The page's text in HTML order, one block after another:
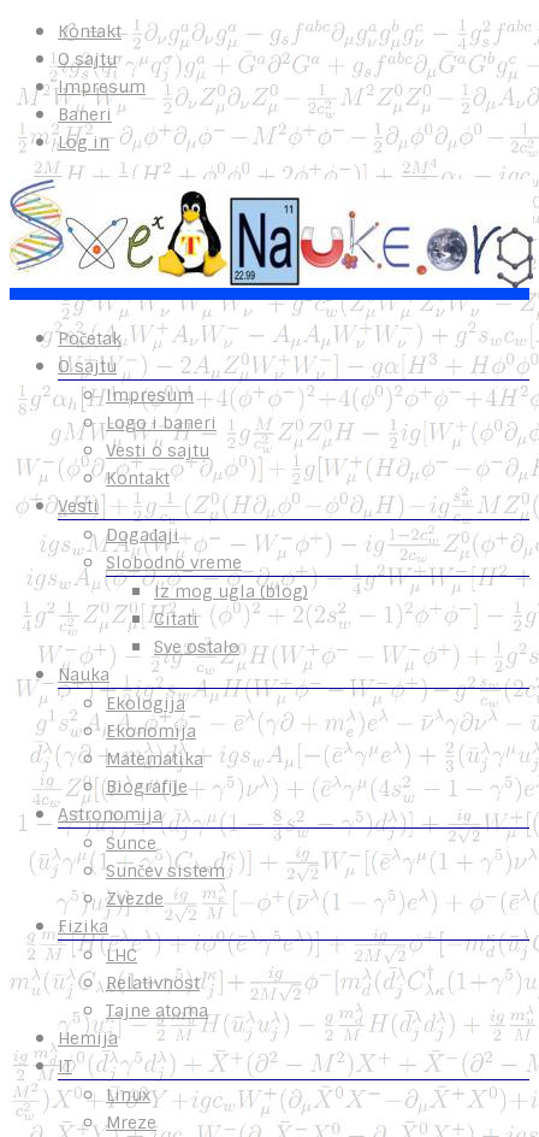
Kontakt
O sajtu
Impresum
Baneri
Log in
Početak
O sajtu
Impresum
Logo i baneri
Vesti o sajtu
Kontakt
Vesti
Događaji
Slobodno vreme
Iz mog ugla (blog)
Citati
Sve ostalo
Nauka
Ekologija
Ekonomija
Matematika
Biografije
Astronomija
Sunce
Sunčev sistem
Zvezde
Fizika
LHC
Relativnost
Tajne atoma
Hemija
IT
Linux
Mreze